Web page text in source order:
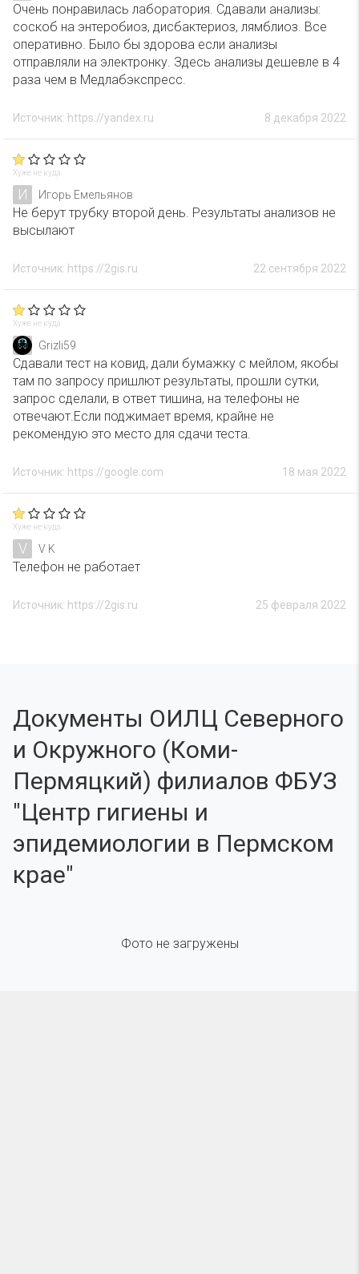
Очень понравилась лаборатория. Сдавали анализы:
соскоб на энтеробиоз, дисбактериоз, лямблиоз. Все
оперативно. Было бы здорова если анализы
отправляли на электронку. Здесь анализы дешевле в 4
раза чем в Медлабэкспресс.
8 декабря 2022
Источник: https://yandex.ru
Хуже не куда
И Игорь Емельянов
Не берут трубку второй день. Результаты анализов не
высылают
22 сентября 2022
Источник: https://2gis.ru
Хуже не куда
Grizli59
Сдавали тест на ковид, дали бумажку с мейлом, якобы
там по запросу пришлют результаты, прошли сутки,
запрос сделали, в ответ тишина, на телефоны не
отвечают.Если поджимает время, крайне не
рекомендую это место для сдачи теста.
18 мая 2022
Источник: https://google.com
Хуже не куда
V V K
Телефон не работает
25 февраля 2022
Источник: https://2gis.ru
Документы ОИЛЦ Северного
и Окружного (Коми-
Пермяцкий) филиалов ФБУЗ
"Центр гигиены и
эпидемиологии в Пермском
крае"
Фото не загружены